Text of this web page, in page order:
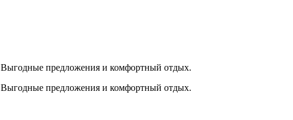
Выгодные предложения и комфортный отдых.
Выгодные предложения и комфортный отдых.